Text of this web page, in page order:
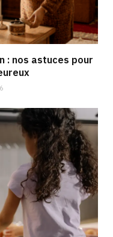
: nos astuces pour